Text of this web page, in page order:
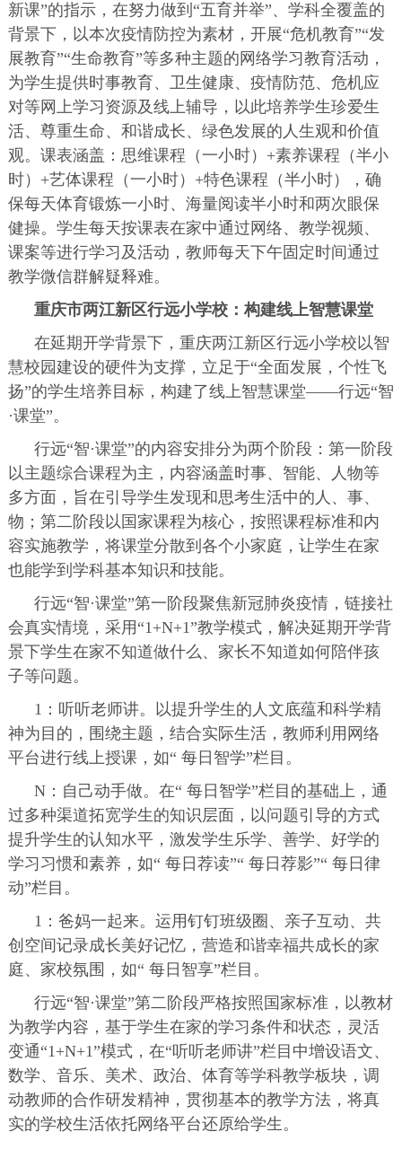
新课”的指示，在努力做到“五育并举”、学科全覆盖的
背景下，以本次疫情防控为素材，开展“危机教育”“发
展教育”“生命教育”等多种主题的网络学习教育活动，
为学生提供时事教育、卫生健康、疫情防范、危机应
对等网上学习资源及线上辅导，以此培养学生珍爱生
活、尊重生命、和谐成长、绿色发展的人生观和价值
观。课表涵盖：思维课程（一小时）+素养课程（半小
时）+艺体课程（一小时）+特色课程（半小时），确
保每天体育锻炼一小时、海量阅读半小时和两次眼保
健操。学生每天按课表在家中通过网络、教学视频、
课案等进行学习及活动，教师每天下午固定时间通过
教学微信群解疑释难。
重庆市两江新区行远小学校：构建线上智慧课堂
在延期开学背景下，重庆两江新区行远小学校以智
慧校园建设的硬件为支撑，立足于“全面发展，个性飞
扬”的学生培养目标，构建了线上智慧课堂——行远“智
·课堂”。
行远“智·课堂”的内容安排分为两个阶段：第一阶段
以主题综合课程为主，内容涵盖时事、智能、人物等
多方面，旨在引导学生发现和思考生活中的人、事、
物；第二阶段以国家课程为核心，按照课程标准和内
容实施教学，将课堂分散到各个小家庭，让学生在家
也能学到学科基本知识和技能。
行远“智·课堂”第一阶段聚焦新冠肺炎疫情，链接社
会真实情境，采用“1+N+1”教学模式，解决延期开学背
景下学生在家不知道做什么、家长不知道如何陪伴孩
子等问题。
1：听听老师讲。以提升学生的人文底蕴和科学精
神为目的，围绕主题，结合实际生活，教师利用网络
平台进行线上授课，如“ 每日智学”栏目。
N：自己动手做。在“ 每日智学”栏目的基础上，通
过多种渠道拓宽学生的知识层面，以问题引导的方式
提升学生的认知水平，激发学生乐学、善学、好学的
学习习惯和素养，如“ 每日荐读”“ 每日荐影”“ 每日律
动”栏目。
1：爸妈一起来。运用钉钉班级圈、亲子互动、共
创空间记录成长美好记忆，营造和谐幸福共成长的家
庭、家校氛围，如“ 每日智享”栏目。
行远“智·课堂”第二阶段严格按照国家标准，以教材
为教学内容，基于学生在家的学习条件和状态，灵活
变通“1+N+1”模式，在“听听老师讲”栏目中增设语文、
数学、音乐、美术、政治、体育等学科教学板块，调
动教师的合作研发精神，贯彻基本的教学方法，将真
实的学校生活依托网络平台还原给学生。